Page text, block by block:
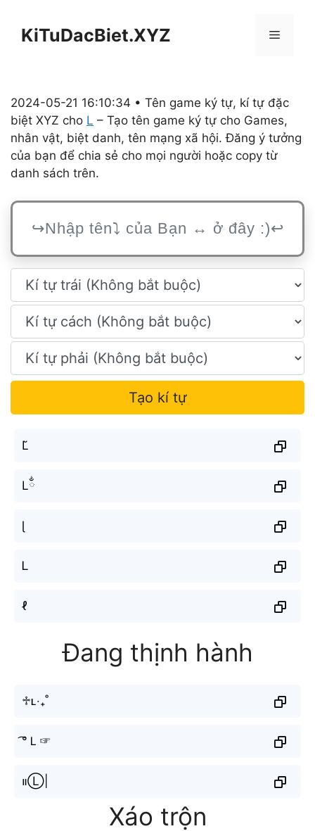
KiTuDacBiet.XYZ Menu
2024-05-21 16:10:34 • Tên game ký tự, kí tự đặc
biệt XYZ cho L – Tạo tên game ký tự cho Games,
nhân vật, biệt danh, tên mạng xã hội. Đăng ý tưởng
của bạn để chia sẻ cho mọi người hoặc copy từ
danh sách trên.
Tạo kí tự
L̆
Lྂ
ɭ
Ꮮ
ℓ
Đang thịnh hành
♱ʟ‧₊˚
͡°Ｌ☞
။‌‌‌‌‌Ⓛ|
Xáo trộn